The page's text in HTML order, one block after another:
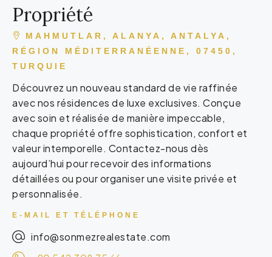
Propriété
MAHMUTLAR, ALANYA, ANTALYA,
RÉGION MÉDITERRANÉENNE, 07450,
TURQUIE
Découvrez un nouveau standard de vie raffinée
avec nos résidences de luxe exclusives. Conçue
avec soin et réalisée de manière impeccable,
chaque propriété offre sophistication, confort et
valeur intemporelle. Contactez-nous dès
aujourd’hui pour recevoir des informations
détaillées ou pour organiser une visite privée et
personnalisée.
E-MAIL ET TÉLÉPHONE
info@sonmezrealestate.com